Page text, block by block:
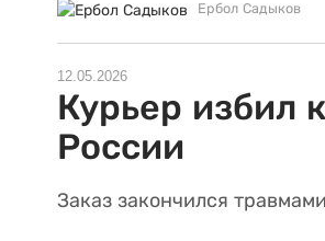
Ербол Садыков
12.05.2026
Курьер избил
России
Заказ закончился